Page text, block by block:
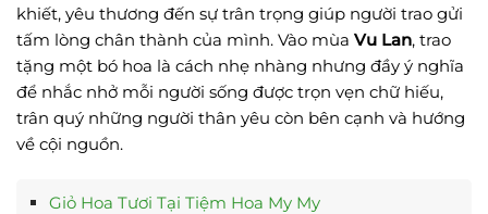
khiết, yêu thương đến sự trân trọng giúp người trao gửi
tấm lòng chân thành của mình. Vào mùa Vu Lan, trao
tặng một bó hoa là cách nhẹ nhàng nhưng đầy ý nghĩa
để nhắc nhở mỗi người sống được trọn vẹn chữ hiếu,
trân quý những người thân yêu còn bên cạnh và hướng
về cội nguồn.
Giỏ Hoa Tươi Tại Tiệm Hoa My My